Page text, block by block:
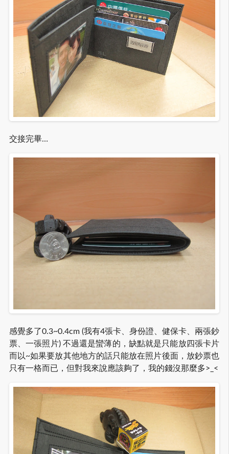
交接完畢…
感覺多了0.3~0.4cm (我有4張卡、身份證、健保卡、兩張鈔
票、一張照片) 不過還是蠻薄的，缺點就是只能放四張卡片
而以~如果要放其他地方的話只能放在照片後面，放鈔票也
只有一格而已，但對我來說應該夠了，我的錢沒那麼多>_<